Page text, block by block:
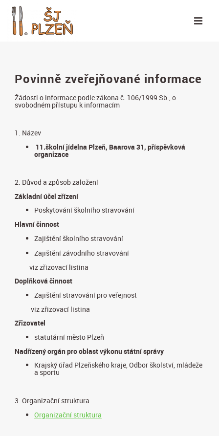
Povinně zveřejňované informace
Žádosti o informace podle zákona č. 106/1999 Sb., o
svobodném přístupu k informacím
1. Název
11.školní jídelna Plzeň, Baarova 31, příspěvková
organizace
2. Důvod a způsob založení
Základní účel zřízení
Poskytování školního stravování
Hlavní činnost
Zajištění školního stravování
Zajištění závodního stravování
viz zřizovací listina
Doplňková činnost
Zajištění stravování pro veřejnost
viz zřizovací listina
Zřizovatel
statutární město Plzeň
Nadřízený orgán pro oblast výkonu státní správy
Krajský úřad Plzeňského kraje, Odbor školství, mládeže
a sportu
3. Organizační struktura
Organizační struktura